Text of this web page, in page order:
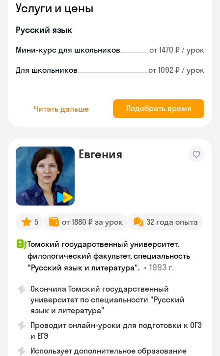
Услуги и цены
Русский язык
Мини-курс для школьников от 1470 ₽ / урок
Для школьников от 1092 ₽ / урок
Читать дальше Подобрать время
Евгения
5 от 1880 ₽ за урок 32 года опыта
Томский государственный университет,
филологический факультет, специальность
"Русский язык и литература". • 1993 г.
Окончила Томский государственный
университет по специальности "Русский
язык и литература"
Проводит онлайн-уроки для подготовки к ОГЭ
и ЕГЭ
Использует дополнительное образование